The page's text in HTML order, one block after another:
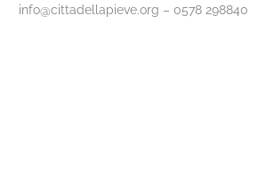
info@cittadellapieve.org – 0578 298840